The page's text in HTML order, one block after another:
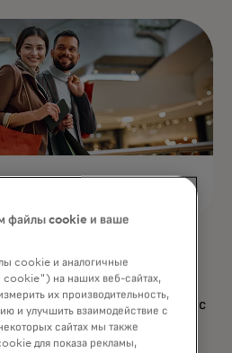
50% Tax Free
шопинг в Турции вместе с
от 1200 турецких лир,
файлы cookie и ваше
cookie и аналогичные
на наших веб-сайтах,
их производительность,
и улучшить взаимодействие с
сайтах мы также
для показа рекламы,